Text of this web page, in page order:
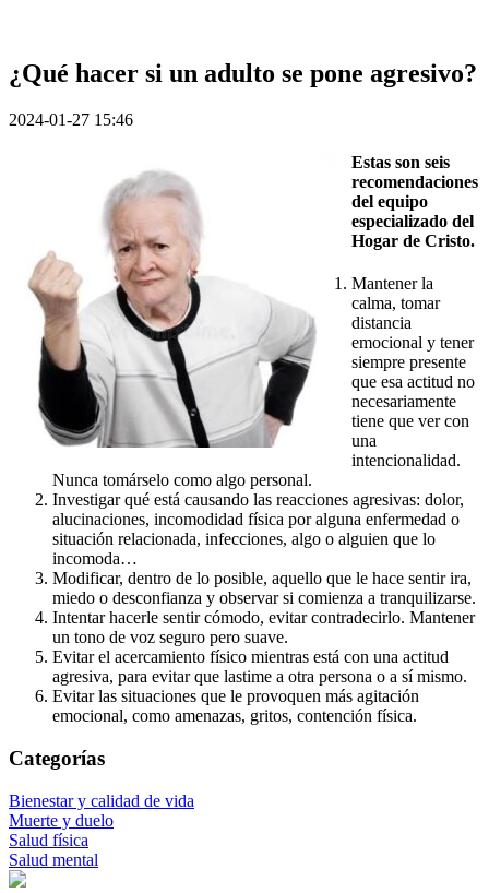
¿Qué hacer si un adulto se pone agresivo?
2024-01-27 15:46
Estas son seis
recomendaciones
del equipo
especializado del
Hogar de Cristo.
Mantener la
calma, tomar
distancia
emocional y tener
siempre presente
que esa actitud no
necesariamente
tiene que ver con
una
intencionalidad.
Nunca tomárselo como algo personal.
Investigar qué está causando las reacciones agresivas: dolor,
alucinaciones, incomodidad física por alguna enfermedad o
situación relacionada, infecciones, algo o alguien que lo
incomoda…
Modificar, dentro de lo posible, aquello que le hace sentir ira,
miedo o desconfianza y observar si comienza a tranquilizarse.
Intentar hacerle sentir cómodo, evitar contradecirlo. Mantener
un tono de voz seguro pero suave.
Evitar el acercamiento físico mientras está con una actitud
agresiva, para evitar que lastime a otra persona o a sí mismo.
Evitar las situaciones que le provoquen más agitación
emocional, como amenazas, gritos, contención física.
Categorías
Bienestar y calidad de vida
Muerte y duelo
Salud física
Salud mental